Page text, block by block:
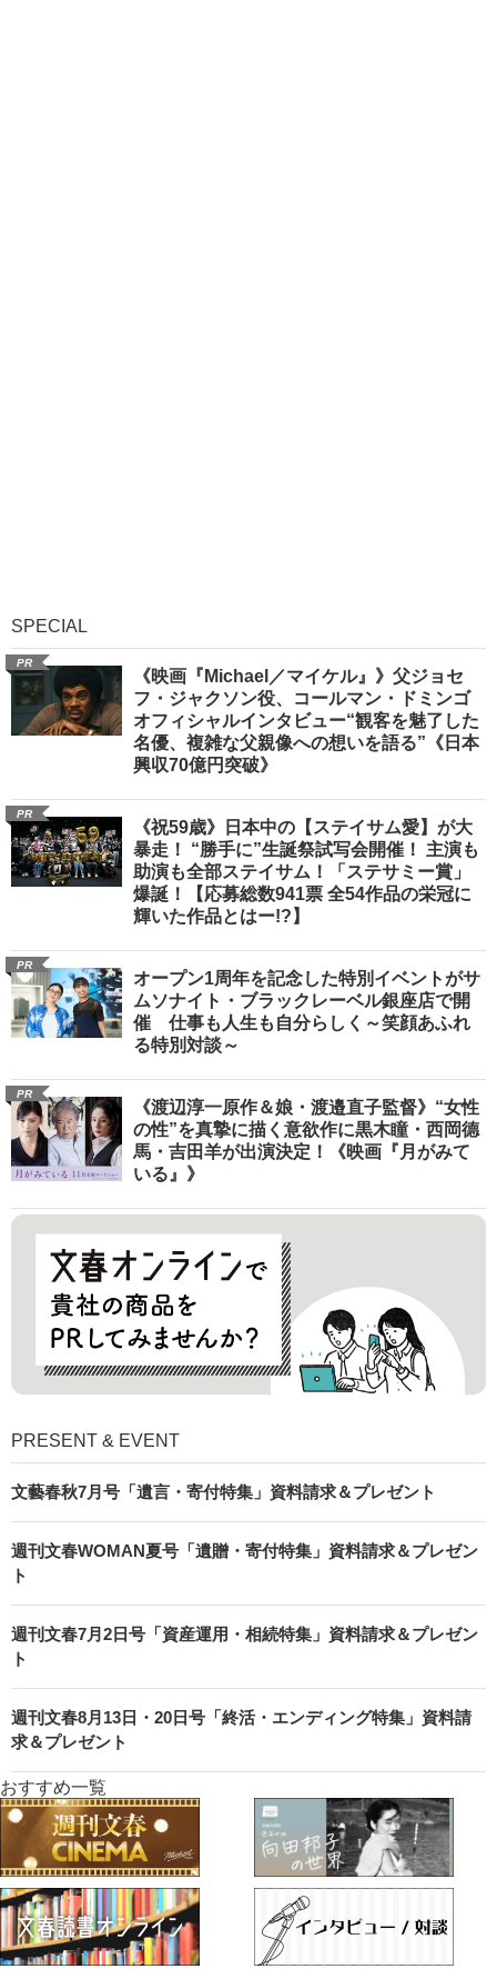
SPECIAL
PR
《映画『Michael／マイケル』》父ジョセ
フ・ジャクソン役、コールマン・ドミンゴ
オフィシャルインタビュー“観客を魅了した
名優、複雑な父親像への想いを語る”《日本
興収70億円突破》
PR
《祝59歳》日本中の【ステイサム愛】が大
暴走！ “勝手に”生誕祭試写会開催！ 主演も
助演も全部ステイサム！「ステサミー賞」
爆誕！【応募総数941票 全54作品の栄冠に
輝いた作品とはー!?】
PR
オープン1周年を記念した特別イベントがサ
ムソナイト・ブラックレーベル銀座店で開
催 仕事も人生も自分らしく～笑顔あふれ
る特別対談～
PR
《渡辺淳一原作＆娘・渡邉直子監督》“女性
の性”を真摯に描く意欲作に黒木瞳・西岡德
馬・吉田羊が出演決定！《映画『月がみて
いる』》
PRESENT & EVENT
文藝春秋7月号「遺言・寄付特集」資料請求＆プレゼント
週刊文春WOMAN夏号「遺贈・寄付特集」資料請求＆プレゼン
ト
週刊文春7月2日号「資産運用・相続特集」資料請求＆プレゼン
ト
週刊文春8月13日・20日号「終活・エンディング特集」資料請
求＆プレゼント
おすすめ一覧